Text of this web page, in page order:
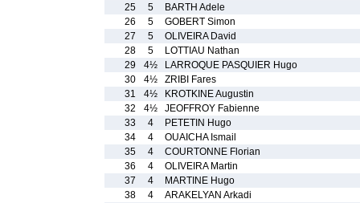
25
5
BARTH Adele
26
5
GOBERT Simon
27
5
OLIVEIRA David
28
5
LOTTIAU Nathan
29
4½
LARROQUE PASQUIER Hugo
30
4½
ZRIBI Fares
31
4½
KROTKINE Augustin
32
4½
JEOFFROY Fabienne
33
4
PETETIN Hugo
34
4
OUAICHA Ismail
35
4
COURTONNE Florian
36
4
OLIVEIRA Martin
37
4
MARTINE Hugo
38
4
ARAKELYAN Arkadi